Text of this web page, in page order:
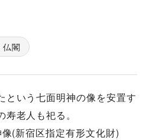
仏閣
という七面明神の像を安置す
老人も祀る。
(新宿区指定有形文化財)